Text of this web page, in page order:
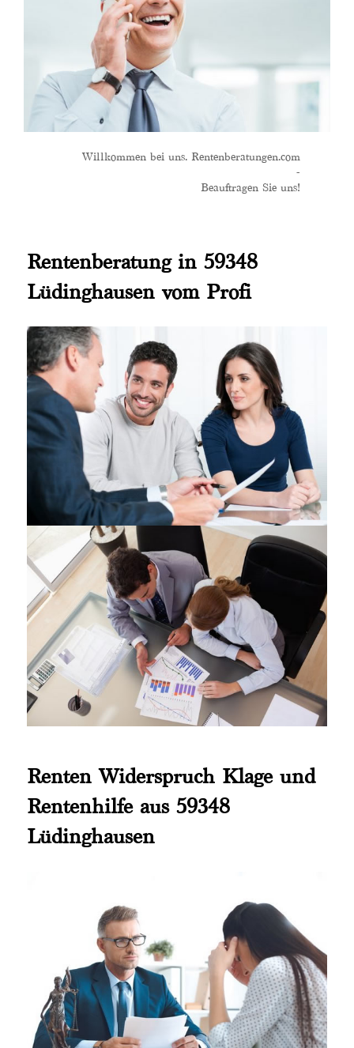
Willkommen bei uns. Rentenberatungen.com
-
Beauftragen Sie uns!
Rentenberatung in 59348
Lüdinghausen vom Profi
Renten Widerspruch Klage und
Rentenhilfe aus 59348
Lüdinghausen